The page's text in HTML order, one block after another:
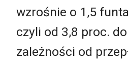
wzrośnie o 1,5
czyli od 3,8 proc.
zależności od